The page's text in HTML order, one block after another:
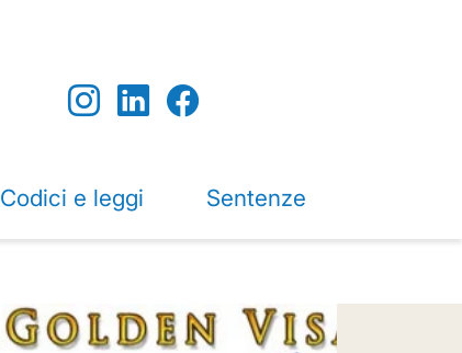
Codici e leggi Sentenze